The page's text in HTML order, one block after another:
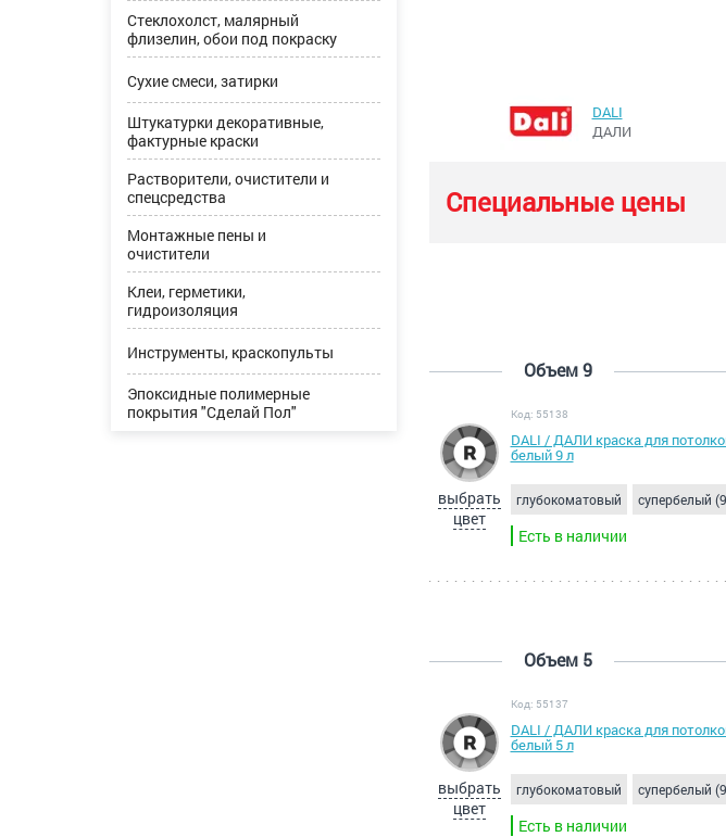
Стеклохолст, малярный
флизелин, обои под покраску
Сухие смеси, затирки
Штукатурки декоративные,
фактурные краски
Растворители, очистители и
спецсредства
Монтажные пены и
очистители
Клеи, герметики,
гидроизоляция
Инструменты, краскопульты
Эпоксидные полимерные
покрытия "Сделай Пол"
DALI
ДАЛИ
Специальные цены
Объем 9
выбрать
цвет
Код: 55138
DALI / ДАЛИ краска для
белый 9 л
глубокоматовый супербелый
Есть в наличии
Объем 5
выбрать
цвет
Код: 55137
DALI / ДАЛИ краска для
белый 5 л
глубокоматовый супербелый
Есть в наличии